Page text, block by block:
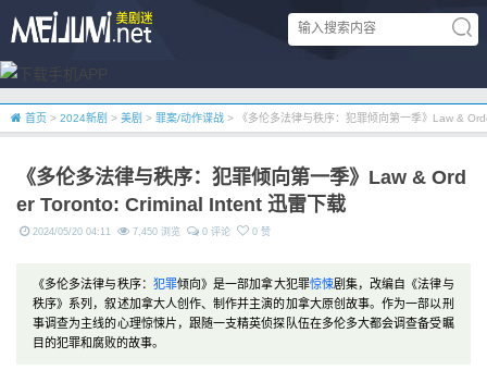
首页 > 2024新剧 > 美剧 > 罪案/动作谍战 > 《多伦多法律与秩序：犯罪倾向第一季》Law &
《多伦多法律与秩序：犯罪倾向第一季》Law & Ord
er Toronto: Criminal Intent 迅雷下载
2024/05/20 04:11 7,450 浏览 0 评论 0 赞
《多伦多法律与秩序： 犯罪倾向》是一部加拿大犯罪惊悚剧集，改编自《法律与
秩序》系列，叙述加拿大人创作、制作并主演的加拿大原创故事。作为一部以刑
事调查为主线的心理惊悚片，跟随一支精英侦探队伍在多伦多大都会调查备受瞩
目的犯罪和腐败的故事。